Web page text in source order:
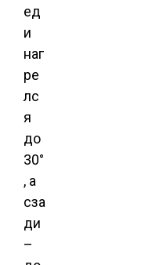
ед
и
наг
ре
лс
я
до
30°
, а
сза
ди
–